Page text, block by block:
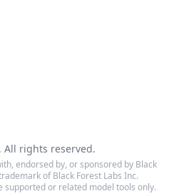
All rights reserved.
endorsed by, or sponsored by Black
of Black Forest Labs Inc.
supported or related model tools only.